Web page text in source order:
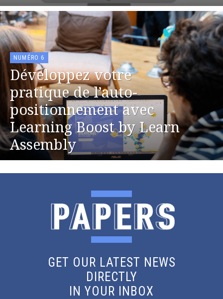
NUMÉRO 6
Développez votre
pratique de l’auto-
positionnement avec
Learning Boost by Learn
Assembly
GET OUR LATEST NEWS
DIRECTLY
IN YOUR INBOX